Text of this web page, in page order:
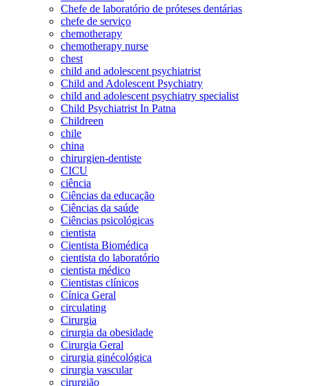
Chefe de laboratório de próteses dentárias
chefe de serviço
chemotherapy
chemotherapy nurse
chest
child and adolescent psychiatrist
Child and Adolescent Psychiatry
child and adolescent psychiatry specialist
Child Psychiatrist In Patna
Childreen
chile
china
chirurgien-dentiste
CICU
ciência
Ciências da educação
Ciências da saúde
Ciências psicológicas
cientista
Cientista Biomédica
cientista do laboratório
cientista médico
Cientistas clínicos
Cínica Geral
circulating
Cirurgia
cirurgia da obesidade
Cirurgia Geral
cirurgia ginécológica
cirurgia vascular
cirurgião